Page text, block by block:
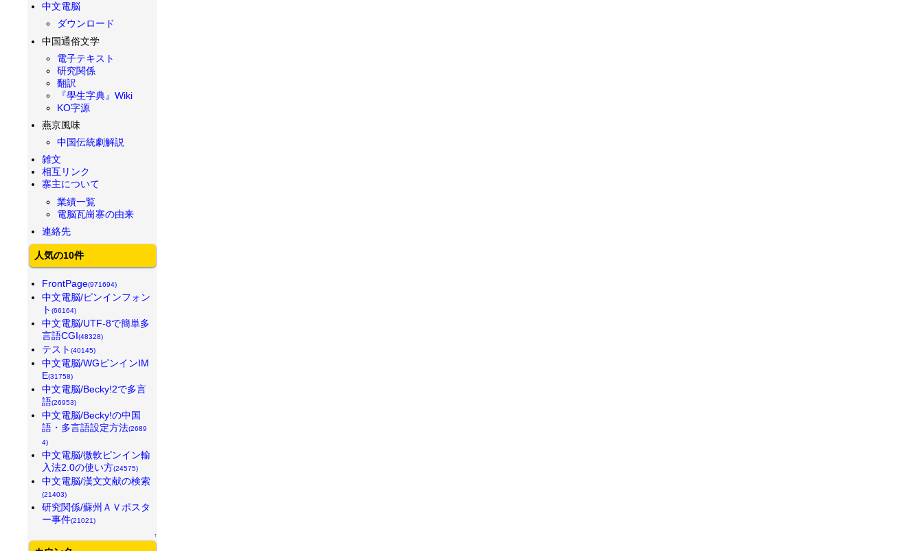
中文電脳
ダウンロード
中国通俗文学
電子テキスト
研究関係
翻訳
『學生字典』Wiki
KO字源
燕京風味
中国伝統劇解説
雑文
相互リンク
寨主について
業績一覧
電脳瓦崗寨の由来
連絡先
人気の10件
FrontPage(971694)
中文電脳/ピンインフォン
ト(66164)
中文電脳/UTF-8で簡単多
言語CGI(48328)
テスト(40145)
中文電脳/WGピンインIM
E(31758)
中文電脳/Becky!2で多言
語(26953)
中文電脳/Becky!の中国
語・多言語設定方法(2689
4)
中文電脳/微軟ピンイン輸
入法2.0の使い方(24575)
中文電脳/漢文文献の検索
(21403)
研究関係/蘇州ＡＶポスタ
ー事件(21021)
↑